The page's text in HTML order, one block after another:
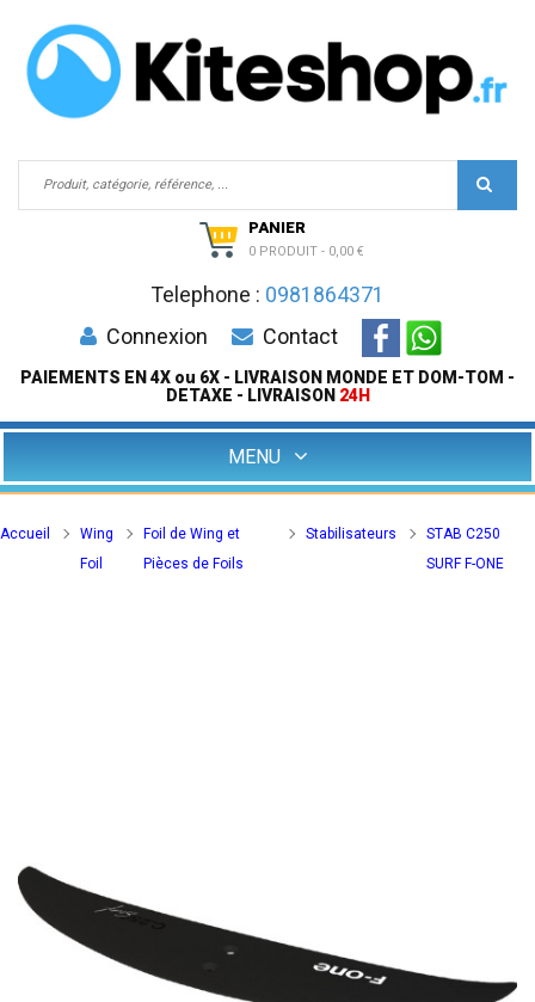
PANIER
0 PRODUIT - 0,00 €
Telephone : 0981864371
Connexion
Contact
PAIEMENTS EN 4X ou 6X - LIVRAISON MONDE ET DOM-TOM -
DETAXE - LIVRAISON 24H
MENU
Accueil
Wing
Foil
Foil de Wing et
Pièces de Foils
Stabilisateurs
STAB C250
SURF F-ONE